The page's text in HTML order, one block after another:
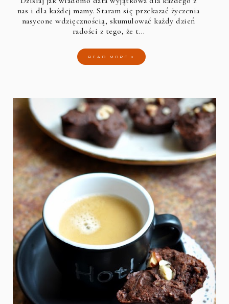
nas i dla każdej mamy. Staram się przekazać życzenia
nasycone wdzięcznością, skumulować każdy dzień
radości z tego, że t…
READ MORE »